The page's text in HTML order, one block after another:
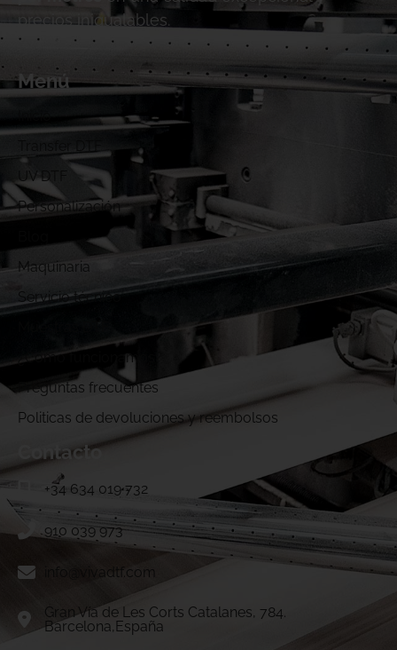
precios inigualables.
Menú
UV DTF
Personalización
Maquinaria
Servicio técnico
¿Cómo funcionamos?
Preguntas frecuentes
Politicas de devoluciones y reembolsos
Contacto
+34 634 019 732
910 039 973
info@vivadtf.com
Gran Vía de Les Corts Catalanes, 784.
Barcelona,España